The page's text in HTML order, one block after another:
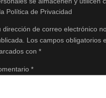
Política de Privacidad
dirección de correo electrónico
Los campos obligatorios
con *
*